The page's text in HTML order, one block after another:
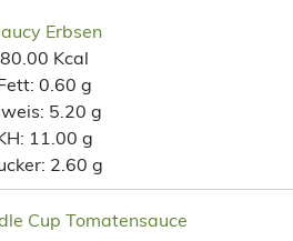
Erbsen
80.00 Kcal
0.60 g
5.20 g
11.00 g
2.60 g
Cup Tomatensauce